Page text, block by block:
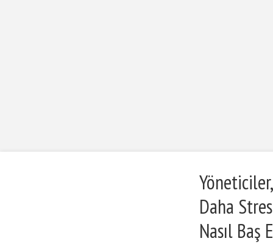
Daha
Nasıl Baş